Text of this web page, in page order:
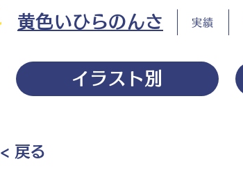
黄色いひらのんさ 実績
イラスト別
< 戻る